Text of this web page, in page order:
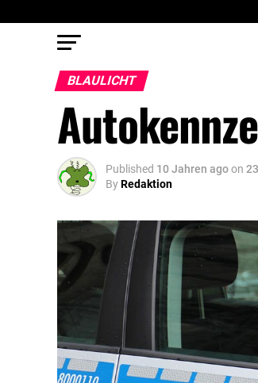
BLAULICHT
Published 10 Jahren agoon
ByRedaktion